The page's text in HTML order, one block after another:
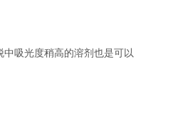
吸光度稍高的溶剂也是可以